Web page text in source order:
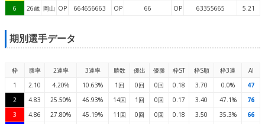
6
26歳 岡山 OP 664656663 OP 66 OP 63355665 5.21
期別選手データ
枠 勝率 2連率 3連率 勝数 優出 優勝 枠ST 枠S順 枠3連
AI
1
2.10 4.20% 10.63% 1回 0回 0回 0.18 3.70 0.0%
47
2
4.83 25.50% 46.93% 14回 1回 0回 0.17 3.40 47.1%
76
3
4.86 27.80% 45.19% 11回 0回 0回 0.18 3.50 35.3%
66